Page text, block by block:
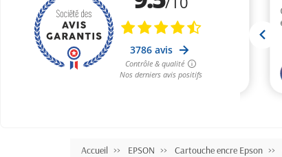
Accueil EPSON Cartouche encre Epson